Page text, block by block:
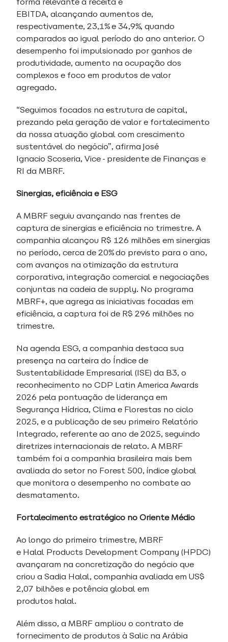
EBITDA, alcançando aumentos de,
respectivamente, 23,1% e 34,9%, quando
comparados ao igual período do ano anterior. O
desempenho foi impulsionado por ganhos de
produtividade, aumento na ocupação dos
complexos e foco em produtos de valor
agregado.
“Seguimos focados na estrutura de capital,
prezando pela geração de valor e fortalecimento
da nossa atuação global com crescimento
sustentável do negócio”, afirma José
Ignacio Scoseria, Vice-presidente de Finanças e
RI da MBRF.
Sinergias, eficiência e ESG
A MBRF seguiu avançando nas frentes de
captura de sinergias e eficiência no trimestre. A
companhia alcançou R$ 126 milhões em sinergias
no período, cerca de 20% do previsto para o ano,
com avanços na otimização da estrutura
corporativa, integração comercial e negociações
conjuntas na cadeia de supply. No programa
MBRF+, que agrega as iniciativas focadas em
eficiência, a captura foi de R$ 296 milhões no
trimestre.
Na agenda ESG, a companhia destaca sua
presença na carteira do Índice de
Sustentabilidade Empresarial (ISE) da B3, o
reconhecimento no CDP Latin America Awards
2026 pela pontuação de liderança em
Segurança Hídrica, Clima e Florestas no ciclo
2025, e a publicação de seu primeiro Relatório
Integrado, referente ao ano de 2025, seguindo
diretrizes internacionais de relato. A MBRF
também foi a companhia brasileira mais bem
avaliada do setor no Forest 500, índice global
que monitora o desempenho no combate ao
desmatamento.
Fortalecimento estratégico no Oriente Médio
Ao longo do primeiro trimestre, MBRF
e Halal Products Development Company (HPDC)
avançaram na concretização do negócio que
criou a Sadia Halal, companhia avaliada em US$
2,07 bilhões e potência global em
produtos halal.
Além disso, a MBRF ampliou o contrato de
fornecimento de produtos à Salic na Arábia